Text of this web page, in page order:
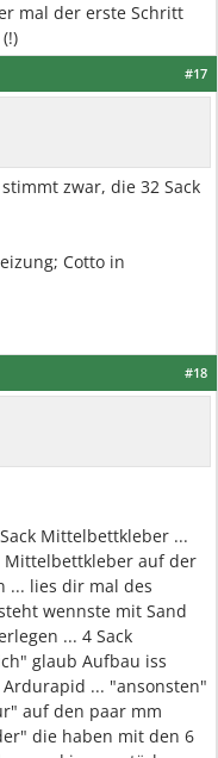
mal der erste Schritt
#17
zwar, die 32 Sack
Cotto in
#18
Mittelbettkleber ...
auf der
... lies dir mal des
wennste mit Sand
... 4 Sack
glaub Aufbau iss
... "ansonsten"
auf den paar mm
die haben mit den 6